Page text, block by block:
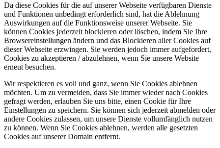
Da diese Cookies für die auf unserer Webseite verfügbaren Dienste
und Funktionen unbedingt erforderlich sind, hat die Ablehnung
Auswirkungen auf die Funktionsweise unserer Webseite. Sie
können Cookies jederzeit blockieren oder löschen, indem Sie Ihre
Browsereinstellungen ändern und das Blockieren aller Cookies auf
dieser Webseite erzwingen. Sie werden jedoch immer aufgefordert,
Cookies zu akzeptieren / abzulehnen, wenn Sie unsere Website
erneut besuchen.
Wir respektieren es voll und ganz, wenn Sie Cookies ablehnen
möchten. Um zu vermeiden, dass Sie immer wieder nach Cookies
gefragt werden, erlauben Sie uns bitte, einen Cookie für Ihre
Einstellungen zu speichern. Sie können sich jederzeit abmelden oder
andere Cookies zulassen, um unsere Dienste vollumfänglich nutzen
zu können. Wenn Sie Cookies ablehnen, werden alle gesetzten
Cookies auf unserer Domain entfernt.